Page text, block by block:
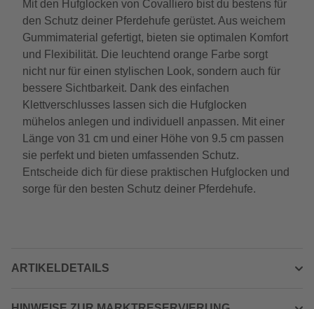
Mit den Hufglocken von Covalliero bist du bestens für
den Schutz deiner Pferdehufe gerüstet. Aus weichem
Gummimaterial gefertigt, bieten sie optimalen Komfort
und Flexibilität. Die leuchtend orange Farbe sorgt
nicht nur für einen stylischen Look, sondern auch für
bessere Sichtbarkeit. Dank des einfachen
Klettverschlusses lassen sich die Hufglocken
mühelos anlegen und individuell anpassen. Mit einer
Länge von 31 cm und einer Höhe von 9.5 cm passen
sie perfekt und bieten umfassenden Schutz.
Entscheide dich für diese praktischen Hufglocken und
sorge für den besten Schutz deiner Pferdehufe.
ARTIKELDETAILS